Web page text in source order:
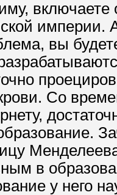
империи.
вы
Со
в
у него